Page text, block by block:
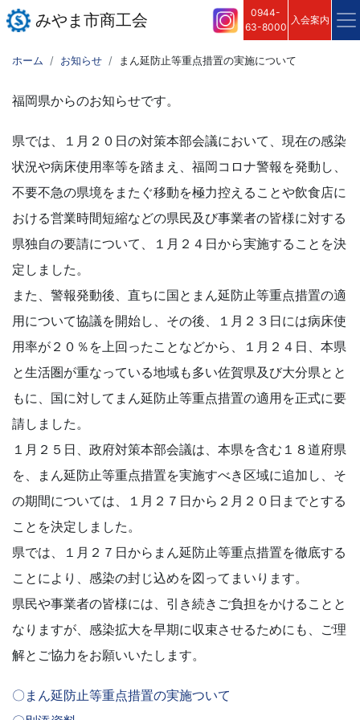
みやま市商工会
0944-
63-8000
入会案内
ホーム お知らせ まん延防止等重点措置の実施について
福岡県からのお知らせです。
県では、１月２０日の対策本部会議において、現在の感染
状況や病床使用率等を踏まえ、福岡コロナ警報を発動し、
不要不急の県境をまたぐ移動を極力控えることや飲食店に
おける営業時間短縮などの県民及び事業者の皆様に対する
県独自の要請について、１月２４日から実施することを決
定しました。
また、警報発動後、直ちに国とまん延防止等重点措置の適
用について協議を開始し、その後、１月２３日には病床使
用率が２０％を上回ったことなどから、１月２４日、本県
と生活圏が重なっている地域も多い佐賀県及び大分県とと
もに、国に対してまん延防止等重点措置の適用を正式に要
請しました。
１月２５日、政府対策本部会議は、本県を含む１８道府県
を、まん延防止等重点措置を実施すべき区域に追加し、そ
の期間については、１月２７日から２月２０日までとする
ことを決定しました。
県では、１月２７日からまん延防止等重点措置を徹底する
ことにより、感染の封じ込めを図ってまいります。
県民や事業者の皆様には、引き続きご負担をかけることと
なりますが、感染拡大を早期に収束させるためにも、ご理
解とご協力をお願いいたします。
〇まん延防止等重点措置の実施ついて